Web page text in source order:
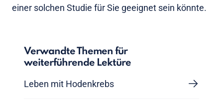
einer solchen Studie für Sie geeignet sein könnte.
Verwandte Themen für
weiterführende Lektüre
Leben mit Hodenkrebs